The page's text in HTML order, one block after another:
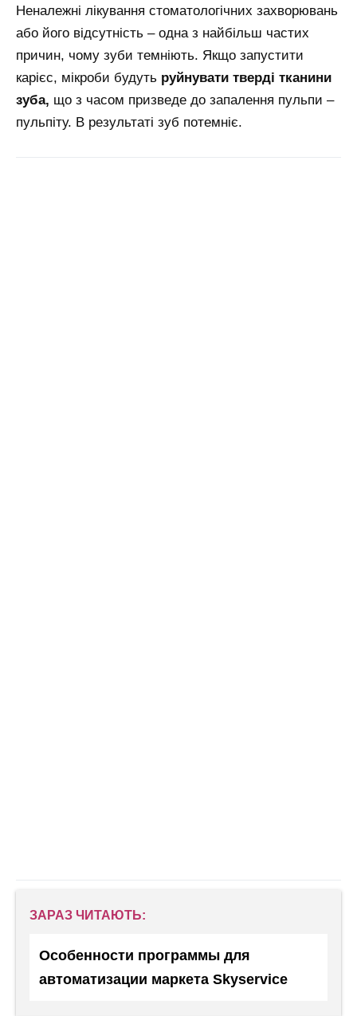
Неналежні лікування стоматологічних захворювань
або його відсутність – одна з найбільш частих
причин, чому зуби темніють. Якщо запустити
карієс, мікроби будуть руйнувати тверді тканини
зуба, що з часом призведе до запалення пульпи –
пульпіту. В результаті зуб потемніє.
ЗАРАЗ ЧИТАЮТЬ:
Особенности программы для
автоматизации маркета Skyservice